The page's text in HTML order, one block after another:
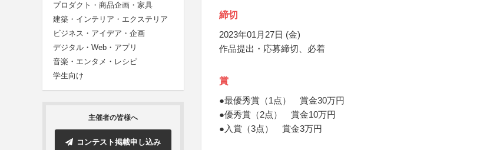
プロダクト・商品企画・家具
建築・インテリア・エクステリア
ビジネス・アイデア・企画
デジタル・Web・アプリ
音楽・エンタメ・レシピ
学生向け
主催者の皆様へ
コンテスト掲載申し込み
締切
2023年01月27日 (金)
作品提出・応募締切、必着
賞
●最優秀賞（1点） 賞金30万円
●優秀賞（2点） 賞金10万円
●入賞（3点） 賞金3万円